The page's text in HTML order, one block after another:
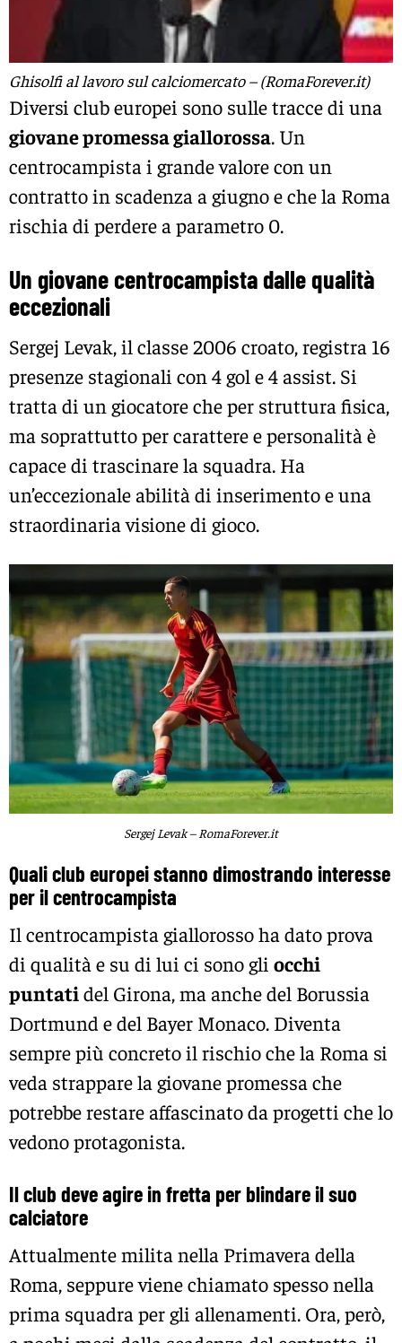
Ghisolfi al lavoro sul calciomercato – (RomaForever.it)
Diversi club europei sono sulle tracce di una
giovane promessa giallorossa. Un
centrocampista i grande valore con un
contratto in scadenza a giugno e che la Roma
rischia di perdere a parametro 0.
Un giovane centrocampista dalle qualità
eccezionali
Sergej Levak, il classe 2006 croato, registra 16
presenze stagionali con 4 gol e 4 assist. Si
tratta di un giocatore che per struttura fisica,
ma soprattutto per carattere e personalità è
capace di trascinare la squadra. Ha
un’eccezionale abilità di inserimento e una
straordinaria visione di gioco.
Sergej Levak – RomaForever.it
Quali club europei stanno dimostrando interesse
per il centrocampista
Il centrocampista giallorosso ha dato prova
di qualità e su di lui ci sono gli occhi
puntatidel Girona, ma anche del Borussia
Dortmund e del Bayer Monaco. Diventa
sempre più concreto il rischio che la Roma si
veda strappare la giovane promessa che
potrebbe restare affascinato da progetti che lo
vedono protagonista.
Il club deve agire in fretta per blindare il suo
calciatore
Attualmente milita nella Primavera della
Roma, seppure viene chiamato spesso nella
prima squadra per gli allenamenti. Ora, però,